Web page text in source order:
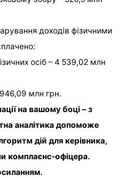
доходів фізичними
осіб – 4 539,02 млн
млн грн.
на вашому боці – з
аналітика допоможе
дій для керівника,
комплаєнс-офіцера.
.